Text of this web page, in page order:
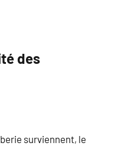
des
surviennent, le